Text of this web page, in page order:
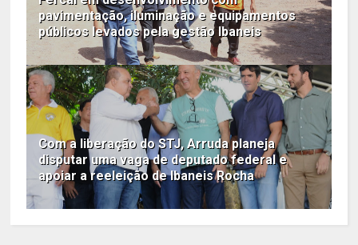
pavimentação, iluminação e equipamentos
públicos levados pela gestão Ibaneis
Com a liberação do STJ, Arruda planeja
disputar uma vaga de deputado federal e
apoiar a reeleição de Ibaneis Rocha